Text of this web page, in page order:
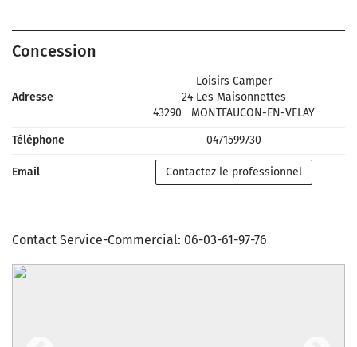
Concession
Adresse
Loisirs Camper
24 Les Maisonnettes
43290
MONTFAUCON-EN-VELAY
Téléphone
0471599730
Email Contactez le professionnel
Contact Service-Commercial: 06-03-61-97-76